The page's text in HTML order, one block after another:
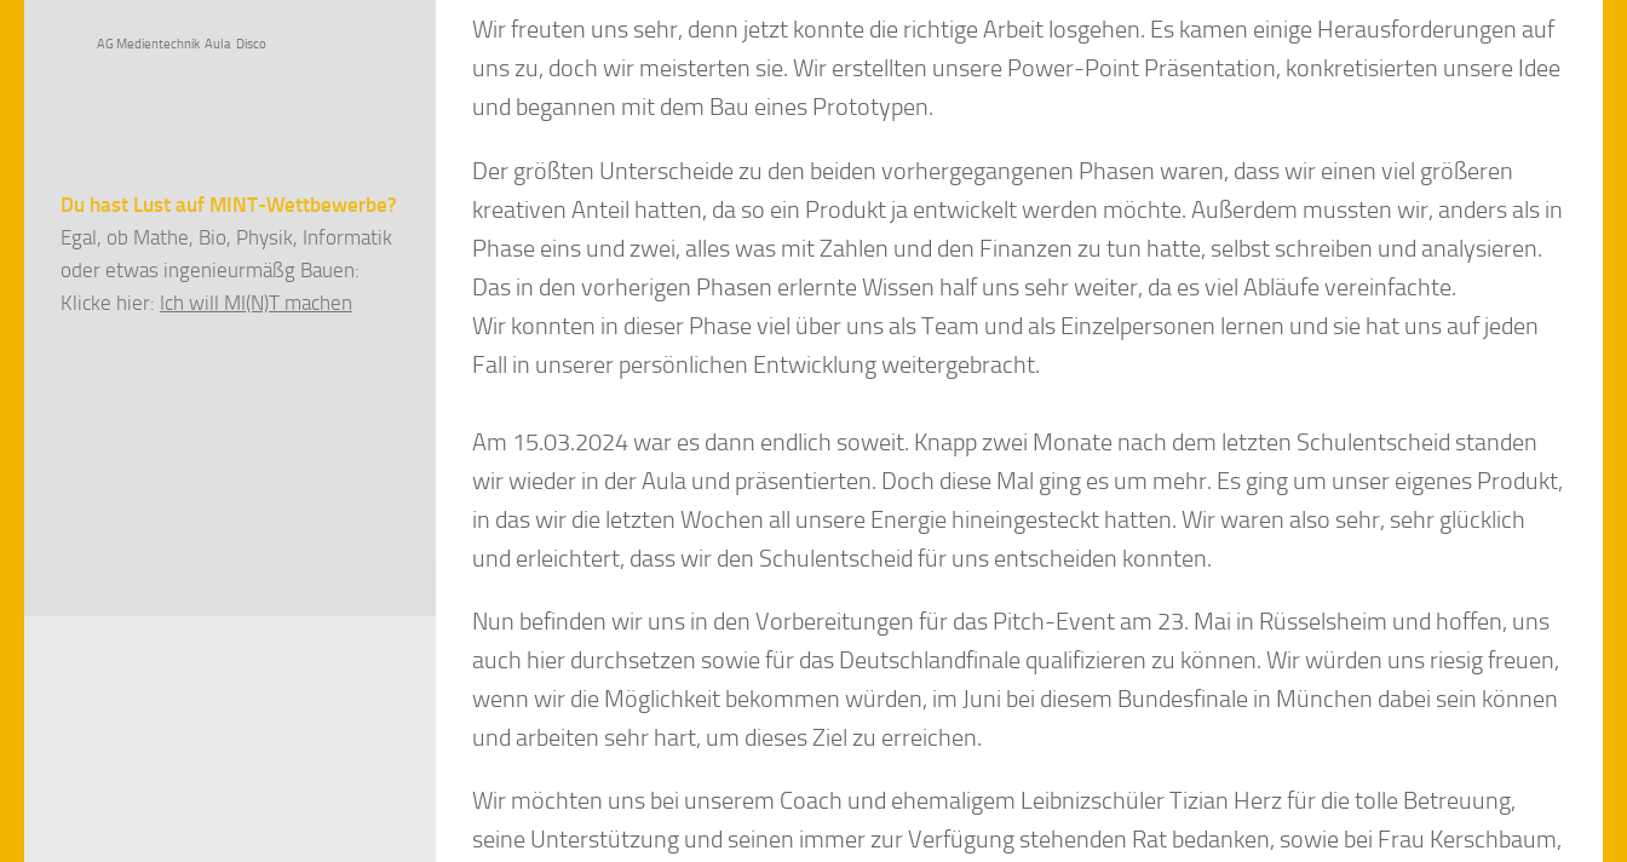
Wir freuten uns sehr, denn jetzt konnte die richtige Arbeit losgehen. Es kamen einige Herausforderungen auf
uns zu, doch wir meisterten sie. Wir erstellten unsere Power-Point Präsentation, konkretisierten unsere Idee
und begannen mit dem Bau eines Prototypen.
Der größten Unterscheide zu den beiden vorhergegangenen Phasen waren, dass wir einen viel größeren
kreativen Anteil hatten, da so ein Produkt ja entwickelt werden möchte. Außerdem mussten wir, anders als in
Phase eins und zwei, alles was mit Zahlen und den Finanzen zu tun hatte, selbst schreiben und analysieren.
Das in den vorherigen Phasen erlernte Wissen half uns sehr weiter, da es viel Abläufe vereinfachte.
Wir konnten in dieser Phase viel über uns als Team und als Einzelpersonen lernen und sie hat uns auf jeden
Fall in unserer persönlichen Entwicklung weitergebracht.
Am 15.03.2024 war es dann endlich soweit. Knapp zwei Monate nach dem letzten Schulentscheid standen
wir wieder in der Aula und präsentierten. Doch diese Mal ging es um mehr. Es ging um unser eigenes Produkt,
in das wir die letzten Wochen all unsere Energie hineingesteckt hatten. Wir waren also sehr, sehr glücklich
und erleichtert, dass wir den Schulentscheid für uns entscheiden konnten.
Nun befinden wir uns in den Vorbereitungen für das Pitch-Event am 23. Mai in Rüsselsheim und hoffen, uns
auch hier durchsetzen sowie für das Deutschlandfinale qualifizieren zu können. Wir würden uns riesig freuen,
wenn wir die Möglichkeit bekommen würden, im Juni bei diesem Bundesfinale in München dabei sein können
und arbeiten sehr hart, um dieses Ziel zu erreichen.
Wir möchten uns bei unserem Coach und ehemaligem Leibnizschüler Tizian Herz für die tolle Betreuung,
seine Unterstützung und seinen immer zur Verfügung stehenden Rat bedanken, sowie bei Frau Kerschbaum,
AG Medientechnik Aula Disco
Du hast Lust auf MINT-Wettbewerbe?
Egal, ob Mathe, Bio, Physik, Informatik
oder etwas ingenieurmäßg Bauen:
Klicke hier: Ich will MI(N)T machen